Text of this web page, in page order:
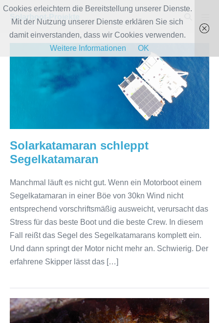
Zum
Inhalt
springen
Solarboot-Projekte
Schalter
Solarkatamaran
Segelkatamaran
Solarkatamaran schleppt
Segelkatamaran
Manchmal läuft es nicht gut. Wenn ein Motorboot einem
Segelkatamaran in einer Böe von 30kn Wind nicht
entsprechend vorschriftsmäßig ausweicht, verursacht das
Stress für das beste Boot und die beste Crew. In diesem
Fall reißt das Segel des Segelkatamarans komplett ein.
Und dann springt der Motor nicht mehr an. Schwierig. Der
erfahrene Skipper lässt das […]
Beobachtungen
auf
Cookies erleichtern die Bereitstellung unserer Dienste.
Mit der Nutzung unserer Dienste erklären Sie sich
damit einverstanden, dass wir Cookies verwenden.
Weitere Informationen
OK